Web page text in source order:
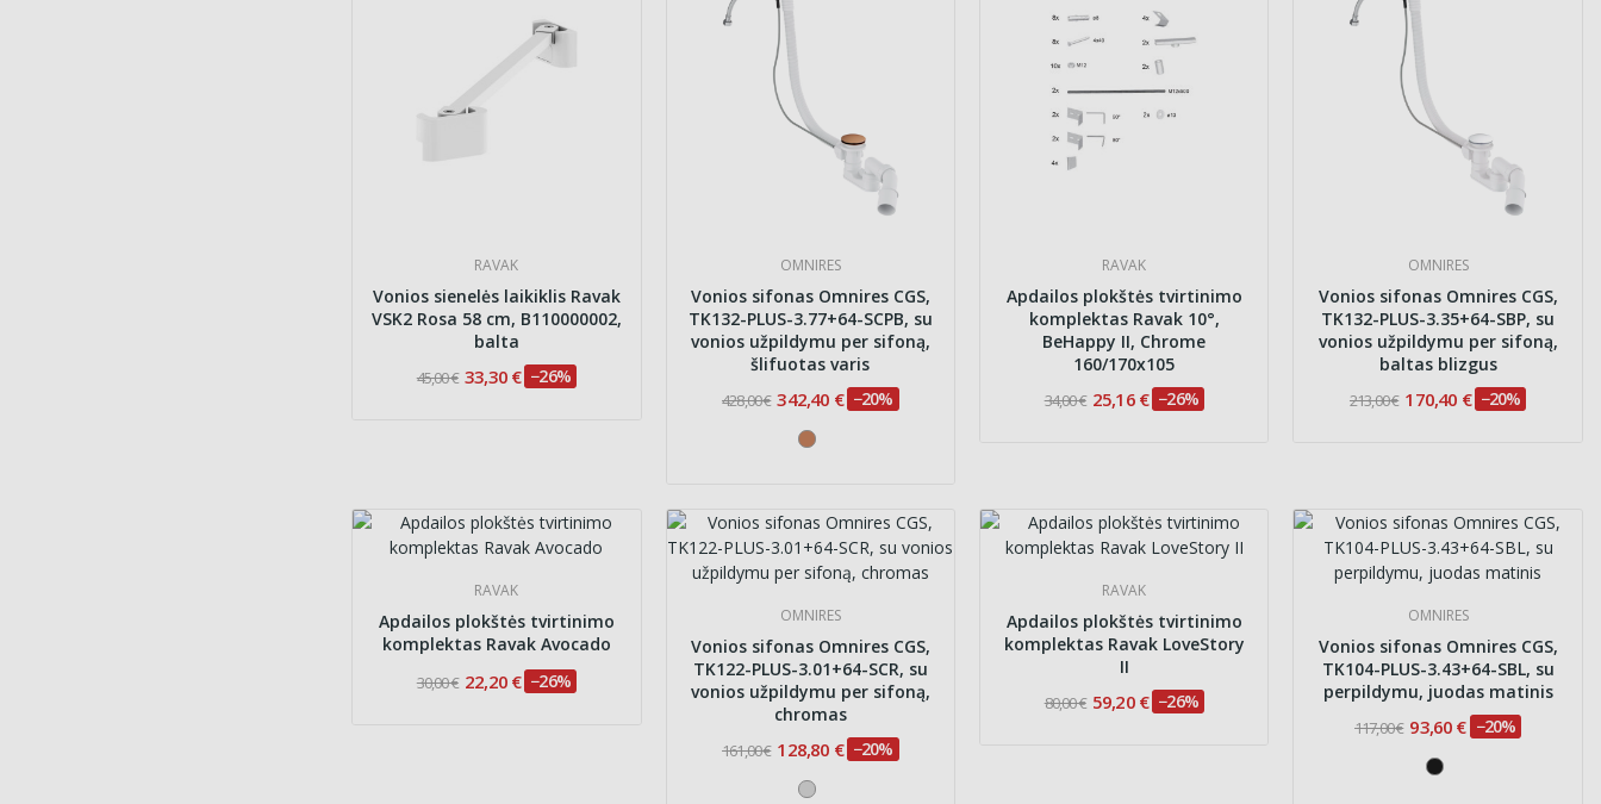
RAVAK
Vonios sienelės laikiklis Ravak
VSK2 Rosa 58 cm, B110000002,
balta
45,00 € 33,30 € −26%
OMNIRES
Vonios sifonas Omnires CGS,
TK132-PLUS-3.77+64-SCPB, su
vonios užpildymu per sifoną,
šlifuotas varis
428,00 € 342,40 € −20%
RAVAK
Apdailos plokštės tvirtinimo
komplektas Ravak 10°,
BeHappy II, Chrome
160/170x105
34,00 € 25,16 € −26%
OMNIRES
Vonios sifonas Omnires CGS,
TK132-PLUS-3.35+64-SBP, su
vonios užpildymu per sifoną,
baltas blizgus
213,00 € 170,40 € −20%
RAVAK
Apdailos plokštės tvirtinimo
komplektas Ravak Avocado
30,00 € 22,20 € −26%
OMNIRES
Vonios sifonas Omnires CGS,
TK122-PLUS-3.01+64-SCR, su
vonios užpildymu per sifoną,
chromas
161,00 € 128,80 € −20%
RAVAK
Apdailos plokštės tvirtinimo
komplektas Ravak LoveStory
II
80,00 € 59,20 € −26%
OMNIRES
Vonios sifonas Omnires CGS,
TK104-PLUS-3.43+64-SBL, su
perpildymu, juodas matinis
117,00 € 93,60 € −20%